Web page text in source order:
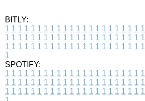
BITLY:
1 1 1 1 1 1 1 1 1 1 1 1 1 1 1 1 1 1 1 1 1 1
1 1 1 1 1 1 1 1 1 1 1 1 1 1 1 1 1 1 1 1 1 1
1 1 1 1 1 1 1 1 1 1 1 1 1 1 1 1 1 1 1 1 1 1
1
SPOTIFY:
1 1 1 1 1 1 1 1 1 1 1 1 1 1 1 1 1 1 1 1 1 1
1 1 1 1 1 1 1 1 1 1 1 1 1 1 1 1 1 1 1 1 1 1
1 1 1 1 1 1 1 1 1 1 1 1 1 1 1 1 1 1 1 1 1 1